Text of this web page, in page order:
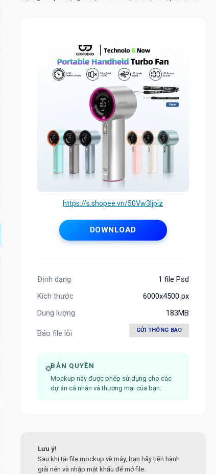
https://s.shopee.vn/50Vw3Ijpiz
DOWNLOAD
Định dạng
1 file Psd
Kích thước
6000x4500 px
Dung lượng
183MB
Báo file lỗi GỬI THÔNG BÁO
BẢN QUYỀN
Mockup này được phép sử dụng cho các
dự án cá nhân và thương mại của bạn.
Lưu ý!
Sau khi tải file mockup về máy, bạn hãy tiến hành
giải nén và nhập mật khẩu để mở file.